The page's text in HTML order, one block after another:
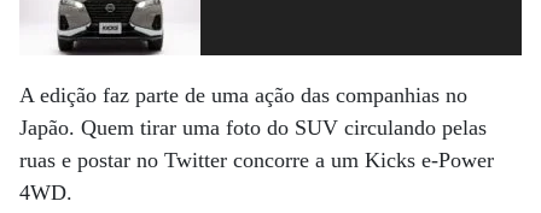
A edição faz parte de uma ação das companhias no
Japão. Quem tirar uma foto do SUV circulando pelas
ruas e postar no Twitter concorre a um Kicks e-Power
4WD.